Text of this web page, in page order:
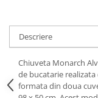
Descriere
Chiuveta Monarch
de bucatarie
formata din doua